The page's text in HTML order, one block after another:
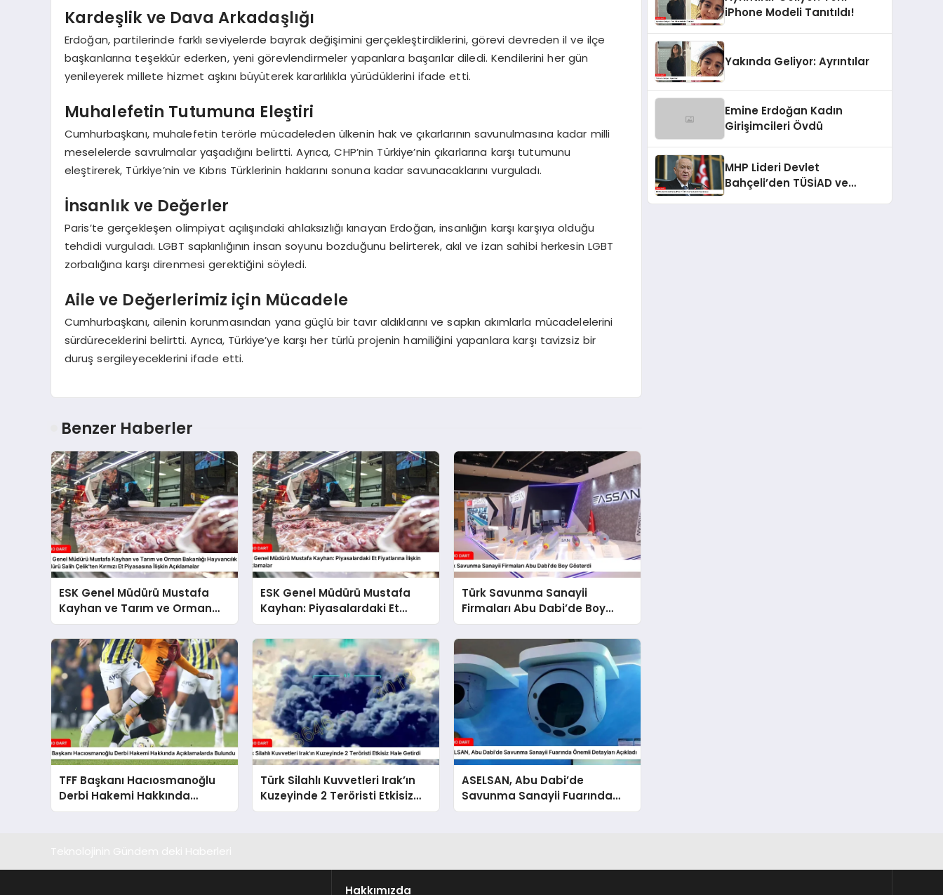
Kardeşlik ve Dava Arkadaşlığı
Erdoğan, partilerinde farklı seviyelerde bayrak değişimini gerçekleştirdiklerini, görevi devreden il ve ilçe
başkanlarına teşekkür ederken, yeni görevlendirmeler yapanlara başarılar diledi. Kendilerini her gün
yenileyerek millete hizmet aşkını büyüterek kararlılıkla yürüdüklerini ifade etti.
Muhalefetin Tutumuna Eleştiri
Cumhurbaşkanı, muhalefetin terörle mücadeleden ülkenin hak ve çıkarlarının savunulmasına kadar milli
meselelerde savrulmalar yaşadığını belirtti. Ayrıca, CHP’nin Türkiye’nin çıkarlarına karşı tutumunu
eleştirerek, Türkiye’nin ve Kıbrıs Türklerinin haklarını sonuna kadar savunacaklarını vurguladı.
İnsanlık ve Değerler
Paris’te gerçekleşen olimpiyat açılışındaki ahlaksızlığı kınayan Erdoğan, insanlığın karşı karşıya olduğu
tehdidi vurguladı. LGBT sapkınlığının insan soyunu bozduğunu belirterek, akıl ve izan sahibi herkesin LGBT
zorbalığına karşı direnmesi gerektiğini söyledi.
Aile ve Değerlerimiz için Mücadele
Cumhurbaşkanı, ailenin korunmasından yana güçlü bir tavır aldıklarını ve sapkın akımlarla mücadelelerini
sürdüreceklerini belirtti. Ayrıca, Türkiye’ye karşı her türlü projenin hamiliğini yapanlara karşı tavizsiz bir
duruş sergileyeceklerini ifade etti.
Benzer Haberler
ESK Genel Müdürü Mustafa
Kayhan ve Tarım ve Orman
Bakanlığı Hayvancılık Genel
Müdürü Salih Çelik’ten Kırmızı
Et Piyasasına İlişkin
Açıklamalar
ESK Genel Müdürü Mustafa
Kayhan: Piyasalardaki Et
Fiyatlarına İlişkin Açıklamalar
Türk Savunma Sanayii
Firmaları Abu Dabi’de Boy
Gösterdi
TFF Başkanı Hacıosmanoğlu
Derbi Hakemi Hakkında
Açıklamalarda Bulundu
Türk Silahlı Kuvvetleri Irak’ın
Kuzeyinde 2 Teröristi Etkisiz
Hale Getirdi
ASELSAN, Abu Dabi’de
Savunma Sanayii Fuarında
Önemli Detayları Açıkladı
iPhone Modeli Tanıtıldı!
Yakında Geliyor: Ayrıntılar
Emine Erdoğan Kadın
Girişimcileri Övdü
MHP Lideri Devlet
Bahçeli’den TÜSİAD ve
Hakkımızda